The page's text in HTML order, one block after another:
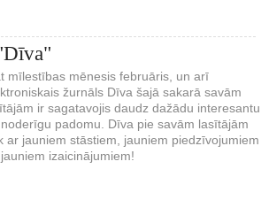
mīlestības mēnesis februāris, un arī
žurnāls Dīva šajā sakarā savām
ir sagatavojis daudz dažādu interesantu
padomu. Dīva pie savām lasītājām
ar jauniem stāstiem, jauniem piedzīvojumiem
izaicinājumiem!